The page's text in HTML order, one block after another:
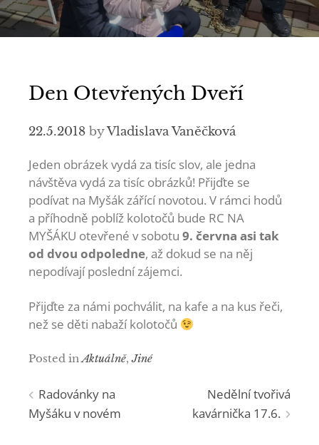
Den Otevřených Dveří
22.5.2018 byVladislava Vaněčková
Jeden obrázek vydá za tisíc slov, ale jedna
návštěva vydá za tisíc obrázků! Přijďte se
podívat na Myšák zářící novotou. V rámci hodů
a příhodně poblíž kolotočů bude RC NA
MYŠÁKU otevřené v sobotu 9. června asi tak
od dvou odpoledne, až dokud se na něj
nepodívají poslední zájemci.
Přijďte za námi pochválit, na kafe a na kus řeči,
než se děti nabaží kolotočů
Posted inAktuálně,Jiné
Navigace
pro
Radovánky na
Myšáku v novém
Nedělní tvořivá
kavárnička 17.6.